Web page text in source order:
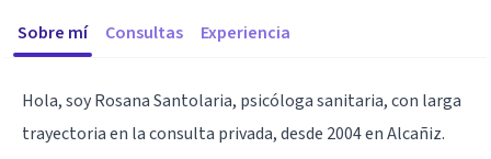
Sobre mí Consultas Experiencia
Hola, soy Rosana Santolaria, psicóloga sanitaria, con larga
trayectoria en la consulta privada, desde 2004 en Alcañiz.